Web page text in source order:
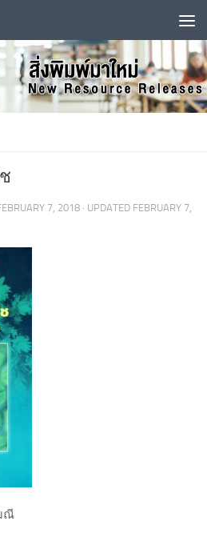
7, 2018 · UPDATED FEBRUARY 7,
ณี